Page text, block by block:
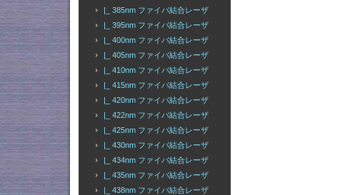
|_ 385nm ファイバ結合レーザ
|_ 395nm ファイバ結合レーザ
|_ 400nm ファイバ結合レーザ
|_ 405nm ファイバ結合レーザ
|_ 410nm ファイバ結合レーザ
|_ 415nm ファイバ結合レーザ
|_ 420nm ファイバ結合レーザ
|_ 422nm ファイバ結合レーザ
|_ 425nm ファイバ結合レーザ
|_ 430nm ファイバ結合レーザ
|_ 434nm ファイバ結合レーザ
|_ 435nm ファイバ結合レーザ
|_ 438nm ファイバ結合レーザ